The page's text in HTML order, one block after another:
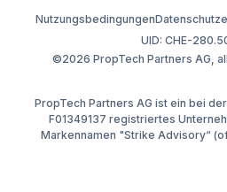
©2026 PropTech Partners AG,
Nutzungsbedingungen
UID: CHE-
PropTech Partners AG ist ein bei
F01349137 registriertes
Markennamen "Strike Advisory“